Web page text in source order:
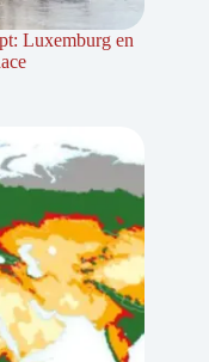
Luxemburg en